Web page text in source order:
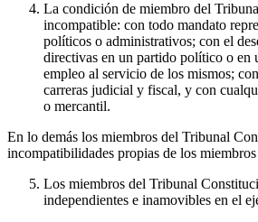
La condición de miembro del
incompatible: con todo mandato
políticos o administrativos; con el
directivas en un partido político o en
empleo al servicio de los mismos;
carreras judicial y fiscal, y con
o mercantil.
En lo demás los miembros del Tribunal
incompatibilidades propias de los
Los miembros del Tribunal
independientes e inamovibles en el